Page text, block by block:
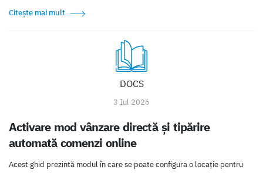
Citește mai mult
DOCS
3 Iul 2026
Activare mod vânzare directă și tipărire
automată comenzi online
Acest ghid prezintă modul în care se poate configura o locație pentru